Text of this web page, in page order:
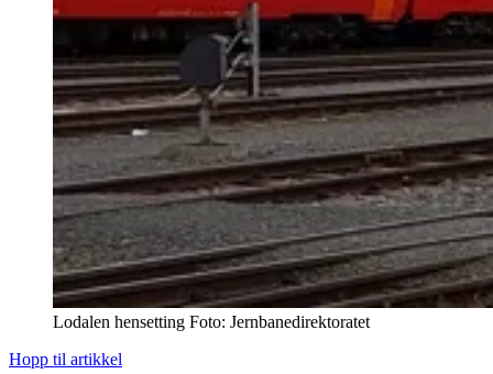
Lodalen hensetting Foto: Jernbanedirektoratet
Hopp til artikkel